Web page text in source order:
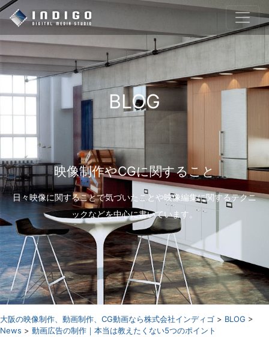
BLOG
映像制作やCGに関すること
日々映像に関することで気づいたことや映像編集に関するテクニ
ックなどを中心に書いています。
⼤阪の映像制作、動画制作、CG動画なら株式会社インディゴ > BLOG >
News > 動画広告の制作｜本当は教えたくない5つのポイント